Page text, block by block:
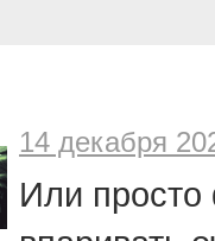
14 декабря
Или просто